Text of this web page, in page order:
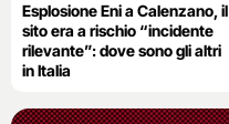
Esplosione Eni a Calenzano, il
sito era a rischio “incidente
rilevante”: dove sono gli altri
in Italia